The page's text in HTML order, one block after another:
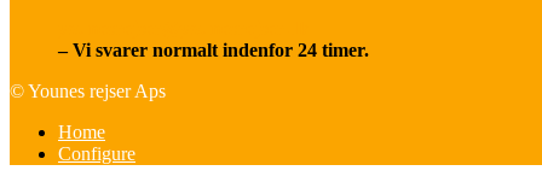
– Vi svarer normalt indenfor 24 timer.
© Younes rejser Aps
Home
Configure